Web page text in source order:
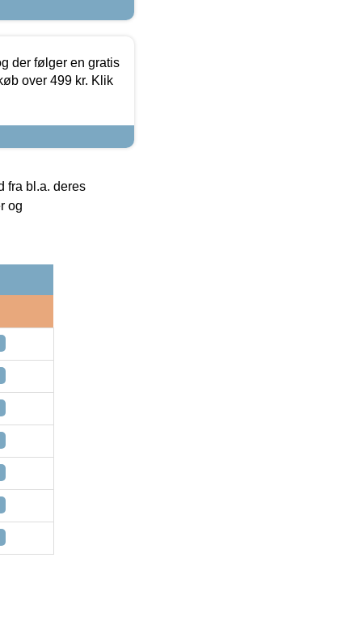
der følger en gratis
over 499 kr. Klik
fra bl.a. deres
og